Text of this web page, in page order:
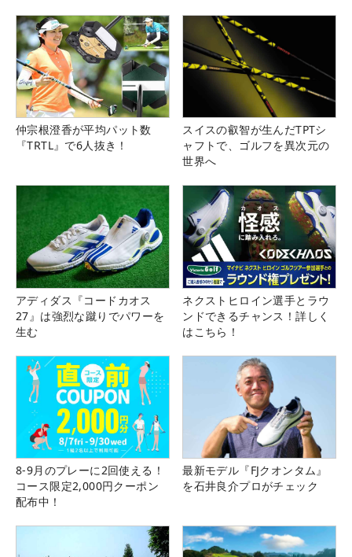
仲宗根澄香が平均パット数
『TRTL』で6人抜き！
スイスの叡智が生んだTPTシ
ャフトで、ゴルフを異次元の
世界へ
アディダス『コードカオス
27』は強烈な蹴りでパワーを
生む
ネクストヒロイン選手とラウ
ンドできるチャンス！詳しく
はこちら！
8-9月のプレーに2回使える！
コース限定2,000円クーポン
配布中！
最新モデル『FJクオンタム』
を石井良介プロがチェック